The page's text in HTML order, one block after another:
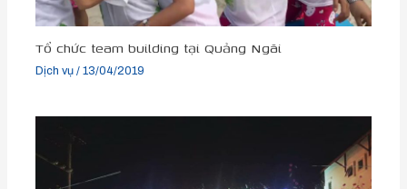
Tổ chức team building tại Quảng Ngãi
Dịch vụ /13/04/2019